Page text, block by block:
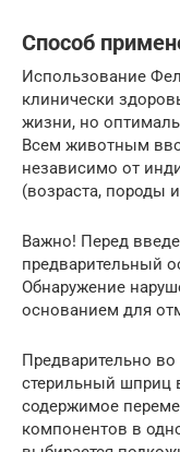
Способ
Использование
клинически
жизни, но
Всем животным
независимо от
(возраста, породы
Важно! Перед
предварительный
Обнаружение
основанием для
Предварительно
стерильный шприц
содержимое
компонентов в